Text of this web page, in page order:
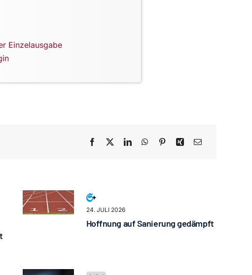
Einzelausgabe
24. JULI 2026
Hoffnung auf Sanierung gedämpft